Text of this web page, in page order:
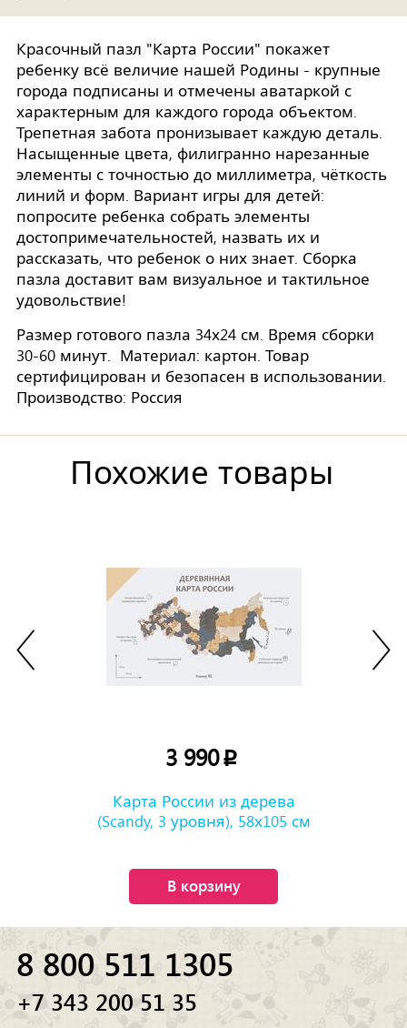
Красочный пазл "Карта России" покажет
ребенку всё величие нашей Родины - крупные
города подписаны и отмечены аватаркой с
характерным для каждого города объектом.
Трепетная забота пронизывает каждую деталь.
Насыщенные цвета, филигранно нарезанные
элементы с точностью до миллиметра, чёткость
линий и форм. Вариант игры для детей:
попросите ребенка собрать элементы
достопримечательностей, назвать их и
рассказать, что ребенок о них знает. Сборка
пазла доставит вам визуальное и тактильное
удовольствие!
Размер готового пазла 34х24 см. Время сборки
30-60 минут. Материал: картон. Товар
сертифицирован и безопасен в использовании.
Производство: Россия
Похожие товары
3 990p
Карта России из дерева
(Scandy, 3 уровня), 58х105 см
В корзину
8 800 511 1305
+7 343 200 51 35